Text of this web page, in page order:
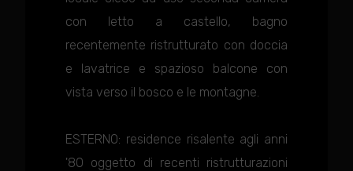
con letto a castello, bagno
recentemente ristrutturato con doccia
e lavatrice e spazioso balcone con
vista verso il bosco e le montagne.
ESTERNO: residence risalente agli anni
'80 oggetto di recenti ristrutturazioni